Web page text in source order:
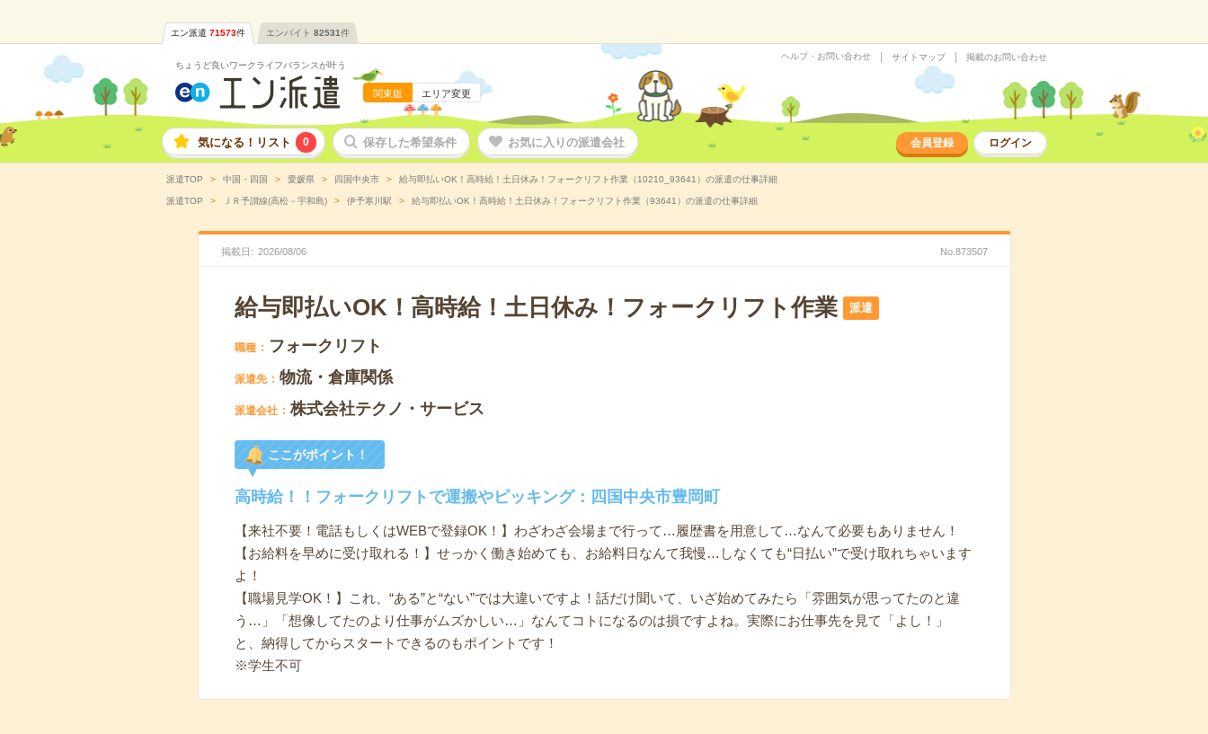
エン派遣 71573件 エンバイト 82531件
ちょうど良いワークライフバランスが叶う
関東版 エリア変更
ヘルプ・お問い合わせ サイトマップ 掲載のお問い合わせ
気になる！リスト 0 保存した希望条件 お気に入りの派遣会社 会員登録 ログイン
派遣TOP 中国・四国 愛媛県 四国中央市 給与即払いOK！高時給！土日休み！フォークリフト作業（10210_93641）の派遣の仕事詳細
派遣TOP ＪＲ予讃線(高松－宇和島) 伊予寒川駅 給与即払いOK！高時給！土日休み！フォークリフト作業（93641）の派遣の仕事詳細
掲載日 2026/08/06 No.873507
給与即払いOK！高時給！土日休み！フォークリフト作業 派遣
職種 フォークリフト
派遣先 物流・倉庫関係
派遣会社 株式会社テクノ・サービス
ここがポイント！
高時給！！フォークリフトで運搬やピッキング：四国中央市豊岡町
【来社不要！電話もしくはWEBで登録OK！】わざわざ会場まで行って…履歴書を用意して…なんて必要もありません！
【お給料を早めに受け取れる！】せっかく働き始めても、お給料日なんて我慢…しなくても“日払い”で受け取れちゃいます
よ！
【職場見学OK！】これ、“ある”と“ない”では大違いですよ！話だけ聞いて、いざ始めてみたら「雰囲気が思ってたのと違
う…」「想像してたのより仕事がムズかしい…」なんてコトになるのは損ですよね。実際にお仕事先を見て「よし！」
と、納得してからスタートできるのもポイントです！
※学生不可